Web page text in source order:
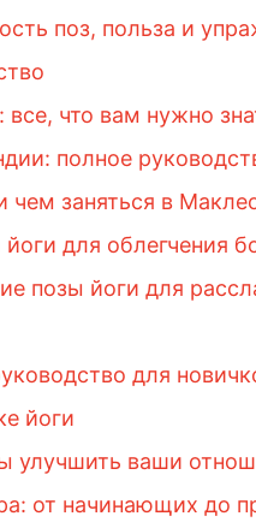
поз, польза и
что вам нужно
полное
заняться в
для облегчения
позы йоги для
для
йоги
улучшить ваши
от начинающих до